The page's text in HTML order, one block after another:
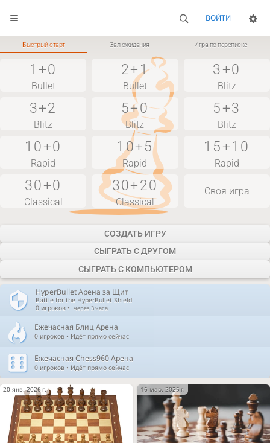
ВОЙТИ
СОЗДАТЬ ИГРУ
СЫГРАТЬ С ДРУГОМ
СЫГРАТЬ С КОМПЬЮТЕРОМ
Быстрый старт Зал ожидания Игра по переписке
1+0
Bullet
2+1
Bullet
3+0
Blitz
3+2
Blitz
5+0
Blitz
5+3
Blitz
10+0
Rapid
10+5
Rapid
15+10
Rapid
30+0
Classical
30+20
Classical
Своя игра
HyperBullet Арена за Щит
Battle for the HyperBullet Shield
0 игроков • через 3 часа
Ежечасная Блиц Арена
0 игроков • Идёт прямо сейчас
Ежечасная Chess960 Арена
0 игроков • Идёт прямо сейчас
20 янв. 2026 г. 16 мар. 2025 г.